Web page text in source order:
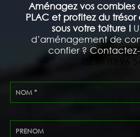
Aménagez vos combles
PLAC et profitez du
sous votre toiture !
d’aménagement de
confier ?